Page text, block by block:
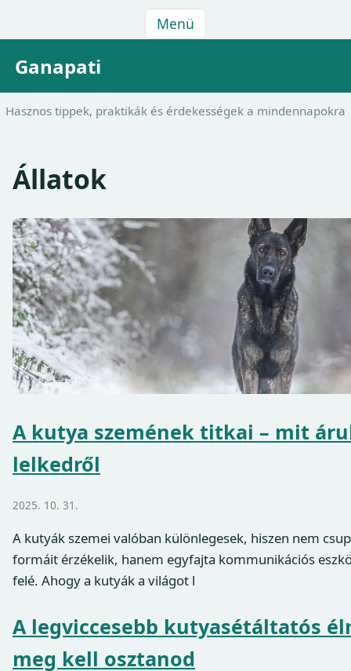
Menü
Ganapati
Hasznos tippek, praktikák és érdekességek a mindennapokra
Állatok
A kutya szemének titkai – mit
lelkedről
2025. 10. 31.
A kutyák szemei valóban különlegesek, hiszen nem
formáit érzékelik, hanem egyfajta kommunikációs
felé. Ahogy a kutyák a világot l
A legviccesebb kutyasétáltatós
meg kell osztanod